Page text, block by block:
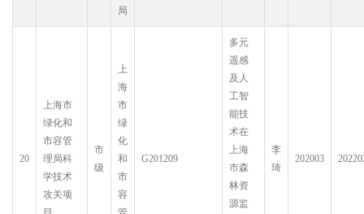
局
20
上海市
绿化和
市容管
理局科
学技术
攻关项
市
级
上
海
市
绿
化
和
市
容
G201209
多元
遥感
及人
工智
能技
术在
上海
市森
林资
源监
李
琦
202003